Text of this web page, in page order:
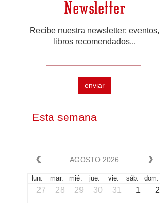
Newsletter
Recibe nuestra newsletter: eventos,
libros recomendados...
enviar
Esta semana
AGOSTO 2026
lun. mar. mié. jue. vie. sáb. dom.
27 28 29 30 31 1 2